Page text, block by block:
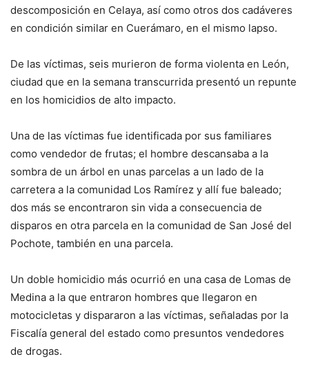
descomposición en Celaya, así como otros dos cadáveres
en condición similar en Cuerámaro, en el mismo lapso.
De las víctimas, seis murieron de forma violenta en León,
ciudad que en la semana transcurrida presentó un repunte
en los homicidios de alto impacto.
Una de las víctimas fue identificada por sus familiares
como vendedor de frutas; el hombre descansaba a la
sombra de un árbol en unas parcelas a un lado de la
carretera a la comunidad Los Ramírez y allí fue baleado;
dos más se encontraron sin vida a consecuencia de
disparos en otra parcela en la comunidad de San José del
Pochote, también en una parcela.
Un doble homicidio más ocurrió en una casa de Lomas de
Medina a la que entraron hombres que llegaron en
motocicletas y dispararon a las víctimas, señaladas por la
Fiscalía general del estado como presuntos vendedores
de drogas.